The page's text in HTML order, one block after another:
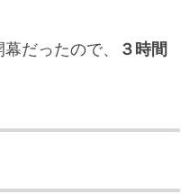
だったので、
３時間